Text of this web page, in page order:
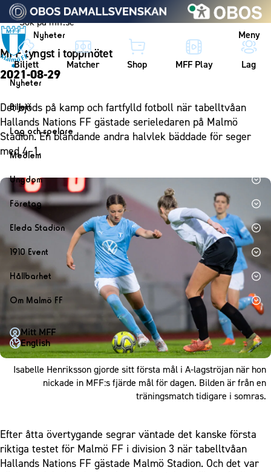
Vidare till innehållet
Nyheter Meny
Biljett Matcher Shop MFF Play Lag
Nyheter
Nyheter
Kalender
Biljett
Biljett
Årskort herr
Mitt MFF
Biljetter till bortamatcher
Biljettvillkor
Lag och spelare
Lag
Spelare
Ledarstab
Damlaget
Spelare
Ledarstab
Medlem
Medlemskap i Malmö FF
Årsmöte 2026
Ungdom
MFF Ungdom
Sommarfotboll
Fotbollsskolan
Fotbollsnätverket
P19
P17
F17
Malmö Trophy
Företag
Bli företagspartner
Nätverket
Klubbstolar
Partner dam
Eleda Stadion
Eleda Stadion
Erics Bar & Restaurang
Matchdag på Eleda Stadion
MFF-museet & rundvandringar
1910 Event
1910 Event
Fest & Event
Möte
Mässa
Sommarfest
Julshow
Hållbarhet
Hållbarhet
Himmelsblå framtid – en match för miljön
MFF i samhället
Laget för alla
Nattfotboll
Himmelsblå Tillsammans
Grundskolefotboll mot rasismer
Skolakademier
Fonder
Om Malmö FF
Kontakt
Press och media
Historik – herrlaget
Policydokument
Personuppgiftspolicy
Mitt MFF
English
MFF tyngst i toppmötet
2021-08-29
Det bjöds på kamp och fartfylld fotboll när tabelltvåan
Hallands Nations FF gästade serieledaren på Malmö
Stadion. En bländande andra halvlek bäddade för seger
med 4–1.
Isabelle Henriksson gjorde sitt första mål i A-lagströjan när hon
nickade in MFF:s fjärde mål för dagen. Bilden är från en
träningsmatch tidigare i somras.
Efter åtta övertygande segrar väntade det kanske första
riktiga testet för Malmö FF i division 3 när tabelltvåan
Hallands Nations FF gästade Malmö Stadion. Och det var